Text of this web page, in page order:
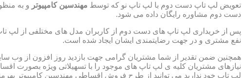
تعویض لپ تاپ دست دوم با لپ تاپ نو که توسط مهندسین کامپیوتر و به
دست دوم مشاوره رایگان داده می شود.
پس از خریداری لپ تاپ های دست دوم از کاربران مدل های مختلفی از لپ
نفع مشتری و در جهت رضایتمندی ایشان ایجاد شده است.
همچنین ضمن تقدیر از شما مشتریان گرامی جهت بازدید روز افزون از وب
نیازهای مشتریان کلیه ی لپ تاپ های موجود را با تسهیلاتی ویژه بصورت
لپ تاپ خود ندارید می توانید از طرح فروش اقساطی مهندسین کامپیوتر